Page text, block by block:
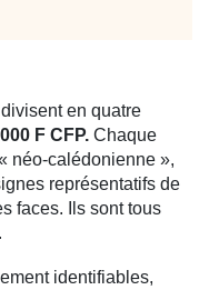
en quatre
F CFP. Chaque
néo-calédonienne »,
représentatifs de
faces. Ils sont tous
identifiables,